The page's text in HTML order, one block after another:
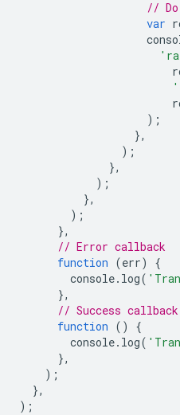
//
var
);
},
);
},
);
},
);
},
// Error callback
function (err)
{
console. log(
},
// Success
function ()
{
console. log(
},
);
},
);